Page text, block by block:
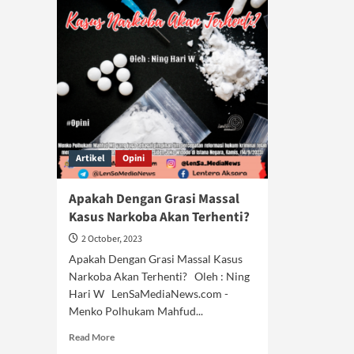
Artikel Opini
Apakah Dengan Grasi Massal
Kasus Narkoba Akan Terhenti?
2 October, 2023
Apakah Dengan Grasi Massal Kasus
Narkoba Akan Terhenti? Oleh : Ning
Hari W LenSaMediaNews.com -
Menko Polhukam Mahfud...
Read MoreRead